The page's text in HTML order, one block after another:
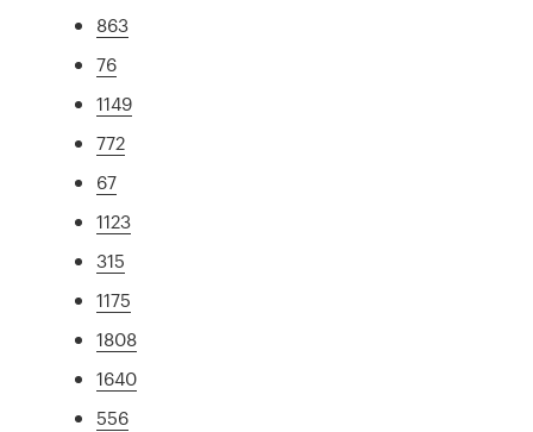
863
76
1149
772
67
1123
315
1175
1808
1640
556